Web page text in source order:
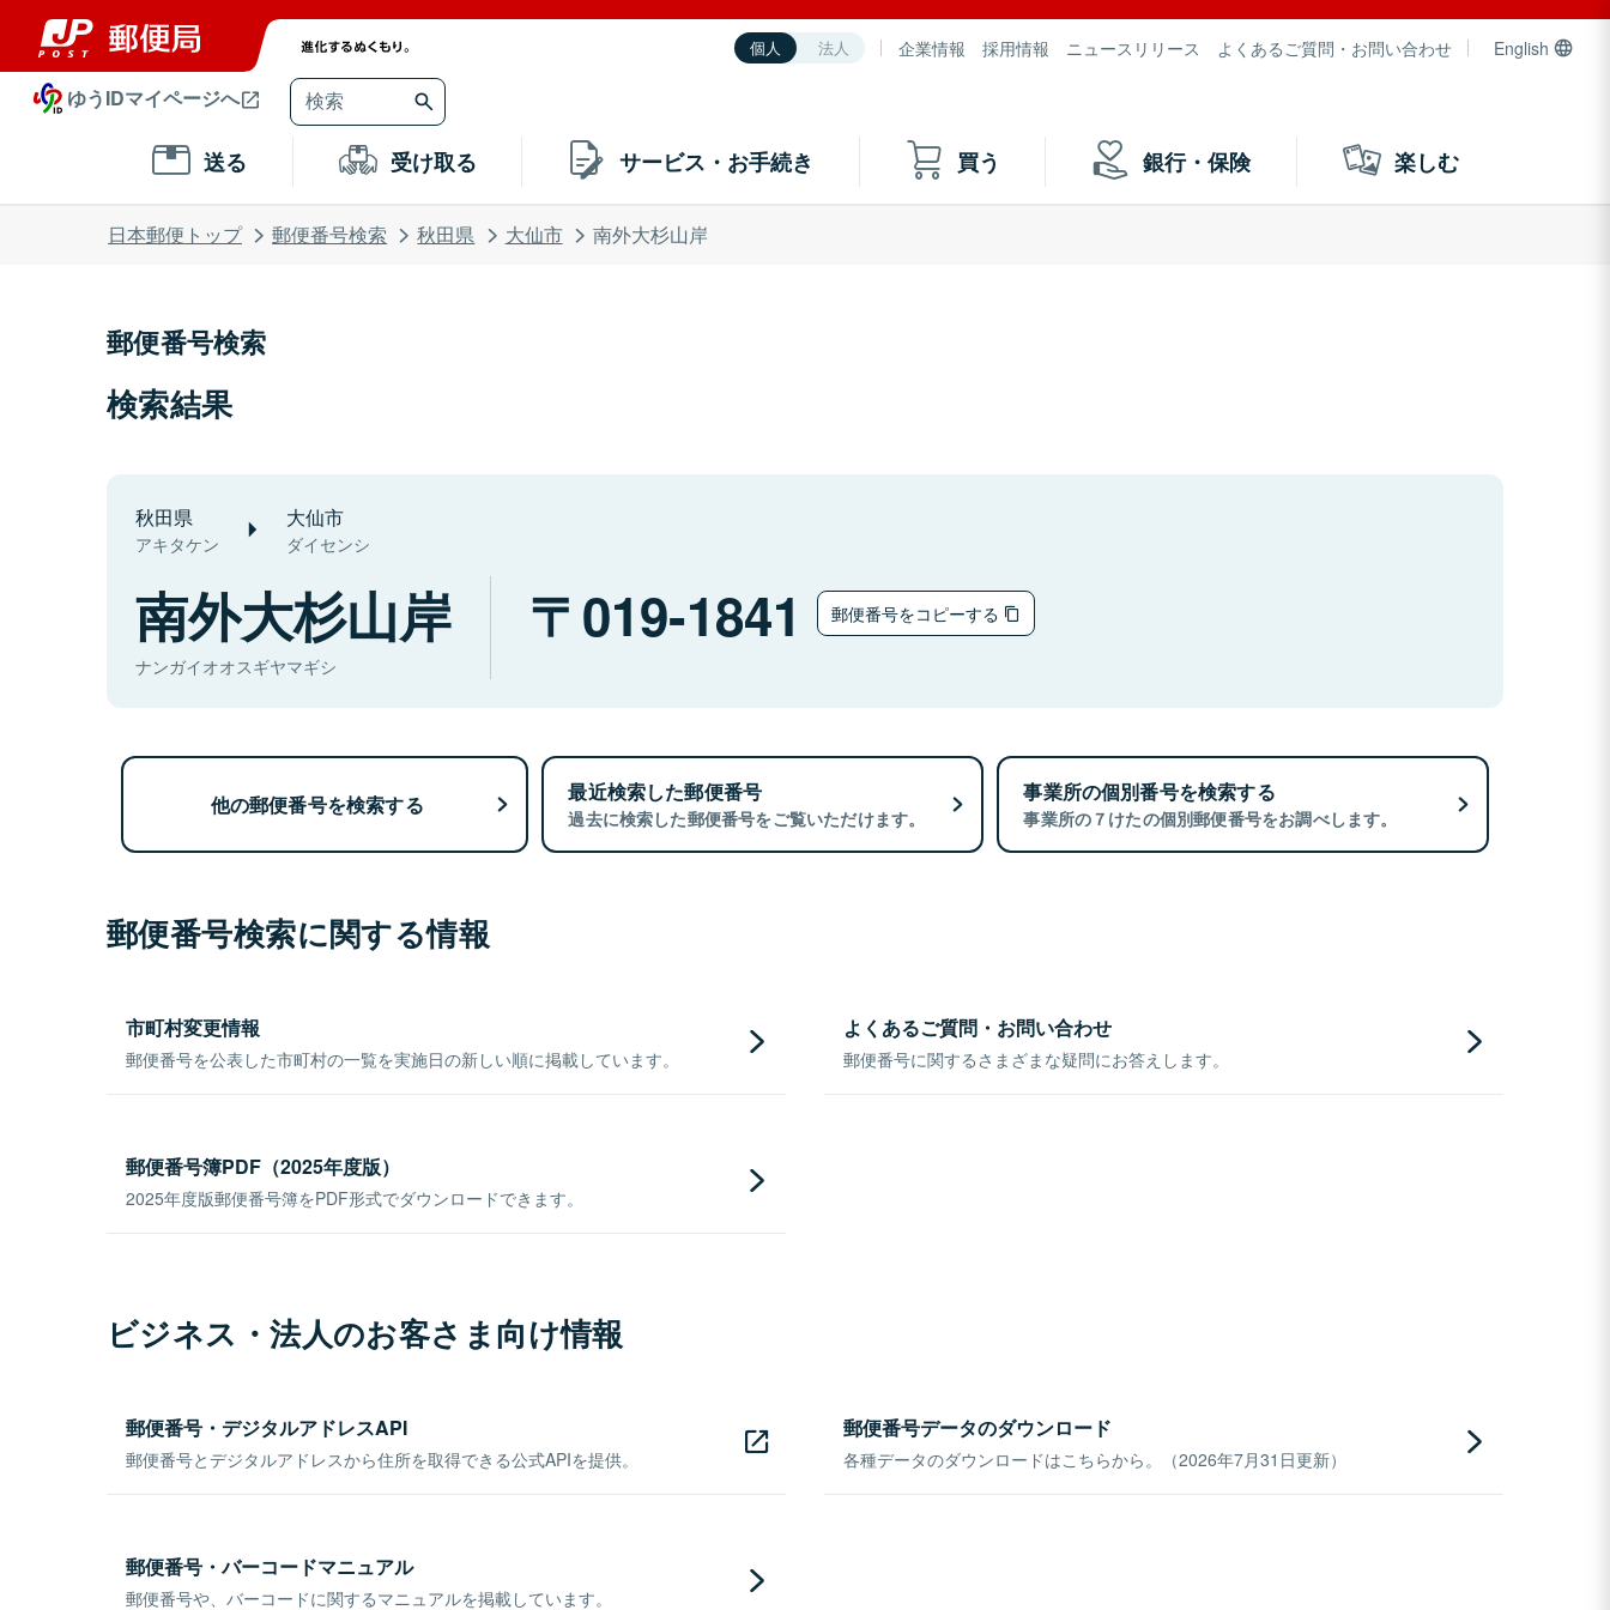
個人 法人 企業情報 採用情報 ニュースリリース よくあるご質問・お問い合わせ English
ゆうIDマイページへ
送る 受け取る サービス・お手続き 買う 銀行・保険 楽しむ
日本郵便トップ 郵便番号検索 秋田県 大仙市 南外大杉山岸
郵便番号検索
検索結果
秋田県
アキタケン
大仙市
ダイセンシ
南外大杉山岸
ナンガイオオスギヤマギシ
019-1841 郵便番号をコピーする
他の郵便番号を検索する 最近検索した郵便番号
過去に検索した郵便番号をご覧いただけます。
事業所の個別番号を検索する
事業所の７けたの個別郵便番号をお調べします。
郵便番号検索に関する情報
市町村変更情報
郵便番号を公表した市町村の一覧を実施日の新しい順に掲載しています。
よくあるご質問・お問い合わせ
郵便番号に関するさまざまな疑問にお答えします。
郵便番号簿PDF（2025年度版）
2025年度版郵便番号簿をPDF形式でダウンロードできます。
ビジネス・法人のお客さま向け情報
郵便番号・デジタルアドレスAPI
郵便番号とデジタルアドレスから住所を取得できる公式APIを提供。
郵便番号データのダウンロード
各種データのダウンロードはこちらから。（2026年7月31日更新）
郵便番号・バーコードマニュアル
郵便番号や、バーコードに関するマニュアルを掲載しています。